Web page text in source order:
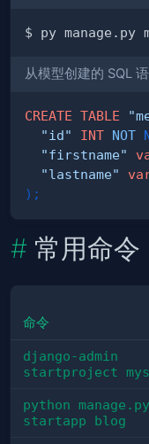
从模型创建的 SQL 语
CREATE TABLE
"id"
INT NOT
"firstname"
"lastname"
) ;
常用命令
命令
django-admin
startproject
python manage.py
startapp blog